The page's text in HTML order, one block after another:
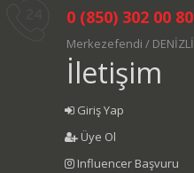
0 (850) 302 00 80
Merkezefendi / DENİZLİ
İletişim
Giriş Yap
Üye Ol
Influencer Başvuru